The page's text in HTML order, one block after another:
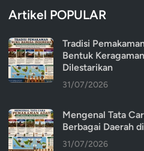
Artikel POPULAR
Tradisi
Bentuk
Dilestarikan
31/07/2026
Mengenal Tata
Berbagai Daerah
31/07/2026